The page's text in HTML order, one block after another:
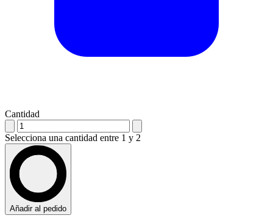
Cantidad
Selecciona una cantidad entre 1 y 2
Añadir al pedido